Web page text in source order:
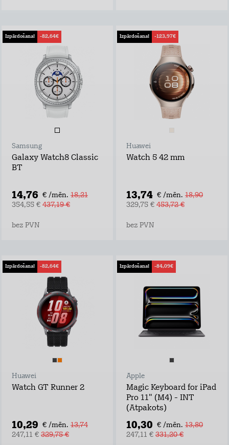
Izpārdošana! -82,64€
Samsung
Galaxy Watch8 Classic
BT
14,76 € /mēn. 18,21
354,55 € 437,19 €
bez PVN
Izpārdošana! -123,97€
Huawei
Watch 5 42 mm
13,74 € /mēn. 18,90
329,75 € 453,72 €
bez PVN
Izpārdošana! -82,64€
Huawei
Watch GT Runner 2
10,29 € /mēn. 13,74
247,11 € 329,75 €
Izpārdošana! -84,09€
Apple
Magic Keyboard for iPad
Pro 11" (M4) - INT
(Atpakots)
10,30 € /mēn. 13,80
247,11 € 331,20 €